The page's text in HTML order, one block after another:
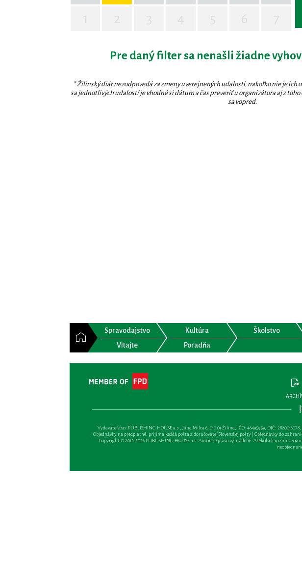
Pre daný filter sa nenašli žiadne
* Žilinský diár nezodpovedá za zmeny uverejnených udalostí, nakoľko nie je
sa jednotlivých udalostí je vhodné si dátum a čas preveriť u organizátora aj z
sa vopred.
Spravodajstvo Kultúra Školstvo
Vitajte
Poradňa
Vydavateľsťvo: PUBLISHING HOUSE a.s., Jána Milca 6, 010 01 Žilina, IČO: 46495959, DIČ:
Objednávky na predplatné: prijíma každá pošta a doručovateľ Slovenskej pošty | Objednávky do
Copyright © 2012-2026 PUBLISHING HOUSE a.s. Autorské práva vyhradené. Akékoľvek